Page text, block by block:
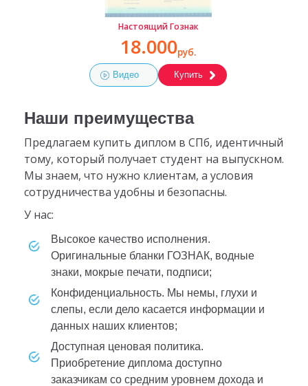
Настоящий Гознак
18.000руб.
Видео Купить
Наши преимущества
Предлагаем купить диплом в СПб, идентичный
тому, который получает студент на выпускном.
Мы знаем, что нужно клиентам, а условия
сотрудничества удобны и безопасны.
У нас:
высокое качество исполнения.
Оригинальные бланки ГОЗНАК, водные
знаки, мокрые печати, подписи;
конфиденциальность. Мы немы, глухи и
слепы, если дело касается информации и
данных наших клиентов;
доступная ценовая политика.
Приобретение диплома доступно
заказчикам со средним уровнем дохода и